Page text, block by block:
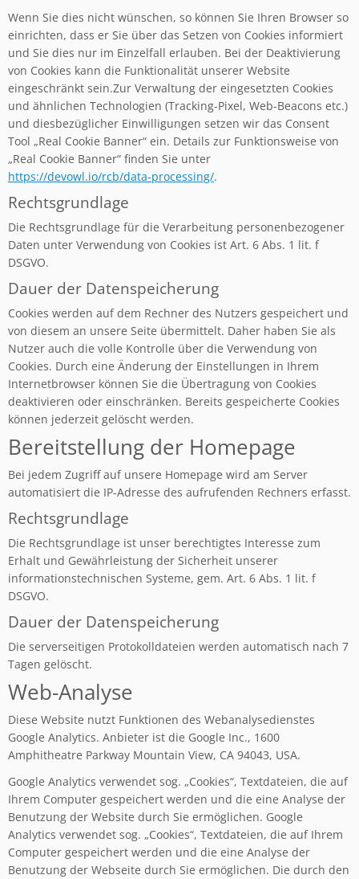
Wenn Sie dies nicht wünschen, so können Sie Ihren Browser so
einrichten, dass er Sie über das Setzen von Cookies informiert
und Sie dies nur im Einzelfall erlauben. Bei der Deaktivierung
von Cookies kann die Funktionalität unserer Website
eingeschränkt sein.Zur Verwaltung der eingesetzten Cookies
und ähnlichen Technologien (Tracking-Pixel, Web-Beacons etc.)
und diesbezüglicher Einwilligungen setzen wir das Consent
Tool „Real Cookie Banner“ ein. Details zur Funktionsweise von
„Real Cookie Banner“ finden Sie unter
https://devowl.io/rcb/data-processing/.
Rechtsgrundlage
Die Rechtsgrundlage für die Verarbeitung personenbezogener
Daten unter Verwendung von Cookies ist Art. 6 Abs. 1 lit. f
DSGVO.
Dauer der Datenspeicherung
Cookies werden auf dem Rechner des Nutzers gespeichert und
von diesem an unsere Seite übermittelt. Daher haben Sie als
Nutzer auch die volle Kontrolle über die Verwendung von
Cookies. Durch eine Änderung der Einstellungen in Ihrem
Internetbrowser können Sie die Übertragung von Cookies
deaktivieren oder einschränken. Bereits gespeicherte Cookies
können jederzeit gelöscht werden.
Bereitstellung der Homepage
Bei jedem Zugriff auf unsere Homepage wird am Server
automatisiert die IP-Adresse des aufrufenden Rechners erfasst.
Rechtsgrundlage
Die Rechtsgrundlage ist unser berechtigtes Interesse zum
Erhalt und Gewährleistung der Sicherheit unserer
informationstechnischen Systeme, gem. Art. 6 Abs. 1 lit. f
DSGVO.
Dauer der Datenspeicherung
Die serverseitigen Protokolldateien werden automatisch nach 7
Tagen gelöscht.
Web-Analyse
Diese Website nutzt Funktionen des Webanalysedienstes
Google Analytics. Anbieter ist die Google Inc., 1600
Amphitheatre Parkway Mountain View, CA 94043, USA.
Google Analytics verwendet sog. „Cookies“, Textdateien, die auf
Ihrem Computer gespeichert werden und die eine Analyse der
Benutzung der Website durch Sie ermöglichen. Google
Analytics verwendet sog. „Cookies“, Textdateien, die auf Ihrem
Computer gespeichert werden und die eine Analyse der
Benutzung der Webseite durch Sie ermöglichen. Die durch den